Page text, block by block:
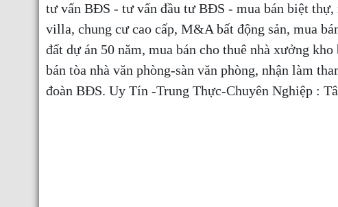
tư vấn BĐS - tư vấn đầu tư BĐS - mua bán biệt thự,
villa, chung cư cao cấp, M&A bất động sản, mua
đất dự án 50 năm, mua bán cho thuê nhà xưởng
bán tòa nhà văn phòng-sàn văn phòng, nhận làm
đoàn BĐS. Uy Tín -Trung Thực-Chuyên Nghiệp :